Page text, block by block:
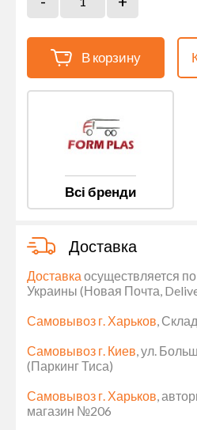
В корзину
Всі бренди
Доставка
Доставка осуществляется
Украины (Новая Почта,
Самовывоз г. Харьков,
Самовывоз г. Киев, ул.
(Паркинг Тиса)
Самовывоз г. Харьков,
магазин №206